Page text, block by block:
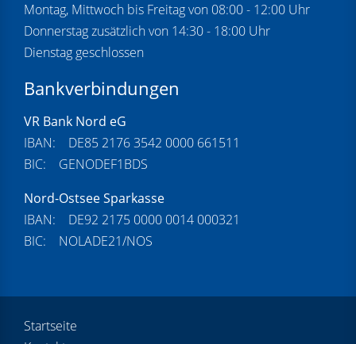
Montag, Mittwoch bis Freitag von 08:00 - 12:00 Uhr
Donnerstag zusätzlich von 14:30 - 18:00 Uhr
Dienstag geschlossen
Bankverbindungen
VR Bank Nord eG
IBAN: DE85 2176 3542 0000 661511
BIC: GENODEF1BDS
Nord-Ostsee Sparkasse
IBAN: DE92 2175 0000 0014 000321
BIC: NOLADE21/NOS
Startseite